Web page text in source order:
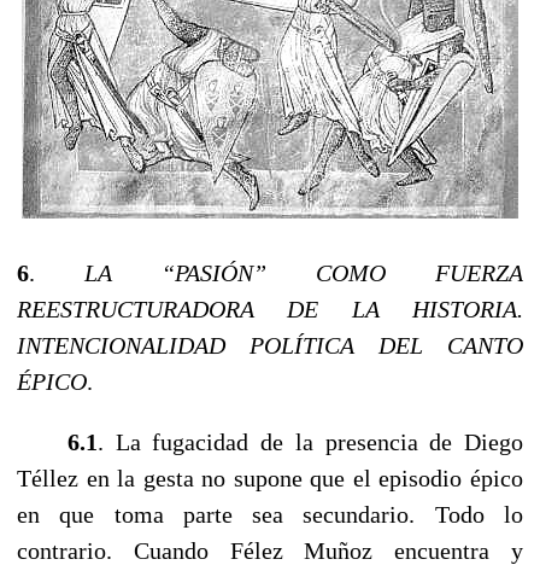
6. LA “PASIÓN” COMO FUERZA
REESTRUCTURADORA DE LA HISTORIA.
INTENCIONALIDAD POLÍTICA DEL CANTO
ÉPICO.
6.1. La fugacidad de la presencia de Diego
Téllez en la gesta no supone que el episodio épico
en que toma parte sea secundario. Todo lo
contrario. Cuando Félez Muñoz encuentra y